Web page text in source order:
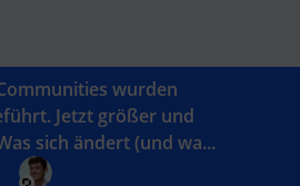
wurden
Jetzt größer und
sich ändert (und wa...